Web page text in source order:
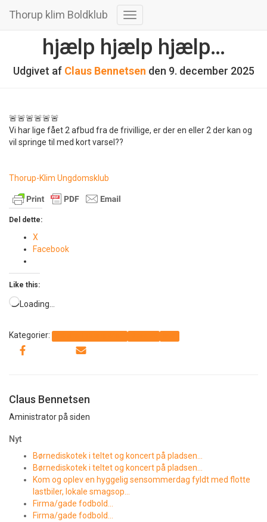
Thorup klim Boldklub
Skift
navigation
hjælp hjælp hjælp…
Udgivet af Claus Bennetsen den 9. december 2025
🚨🚨🚨🚨🚨🚨
Vi har lige fået 2 afbud fra de frivillige, er der en eller 2 der kan og
vil springe til med kort varsel??
Thorup-Klim Ungdomsklub
Del dette:
X
Facebook
Like this:
Loading…
Kategorier:
Claus Bennetsen
Aministrator på siden
Nyt
Børnediskotek i teltet og koncert på pladsen…
Børnediskotek i teltet og koncert på pladsen…
Kom og oplev en hyggelig sensommerdag fyldt med flotte
lastbiler, lokale smagsop…
Firma/gade fodbold…
Firma/gade fodbold…